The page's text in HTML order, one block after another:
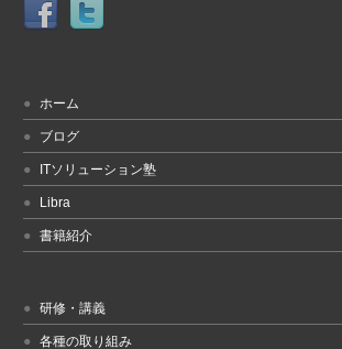
ホーム
ブログ
ITソリューション塾
Libra
書籍紹介
研修・講義
各種の取り組み